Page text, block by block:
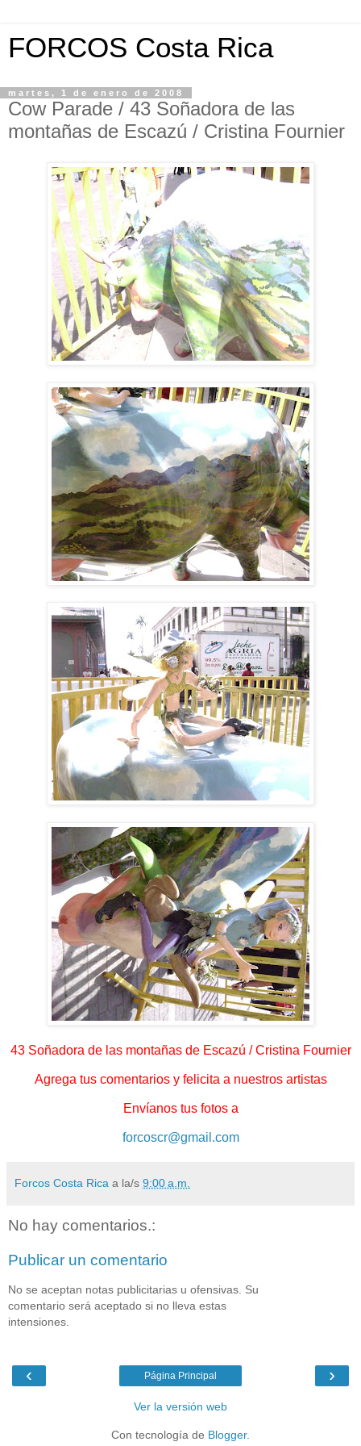
FORCOS Costa Rica
martes, 1 de enero de 2008
Cow Parade / 43 Soñadora de las
montañas de Escazú / Cristina Fournier
43 Soñadora de las montañas de Escazú / Cristina Fournier
Agrega tus comentarios y felicita a nuestros artistas
Envíanos tus fotos a
forcoscr@gmail.com
Forcos Costa Rica a la/s 9:00 a.m.
No hay comentarios.:
Publicar un comentario
No se aceptan notas publicitarias u ofensivas. Su
comentario será aceptado si no lleva estas
intensiones.
‹ ›
Página Principal
Ver la versión web
Con tecnología de Blogger.